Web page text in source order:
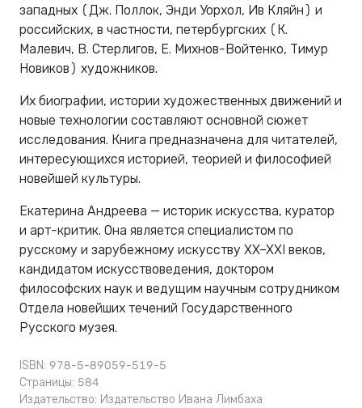
западных (Дж. Поллок, Энди Уорхол, Ив Кляйн) и
российских, в частности, петербургских (К.
Малевич, В. Стерлигов, Е. Михнов-Войтенко, Тимур
Новиков) художников.
Их биографии, истории художественных движений и
новые технологии составляют основной сюжет
исследования. Книга предназначена для читателей,
интересующихся историей, теорией и философией
новейшей культуры.
Екатерина Андреева — историк искусства, куратор
и арт-критик. Она является специалистом по
русскому и зарубежному искусству XX–XXI веков,
кандидатом искусствоведения, доктором
философских наук и ведущим научным сотрудником
Отдела новейших течений Государственного
Русского музея.
ISBN: 978-5-89059-519-5
Страницы: 584
Издательство: Издательство Ивана Лимбаха